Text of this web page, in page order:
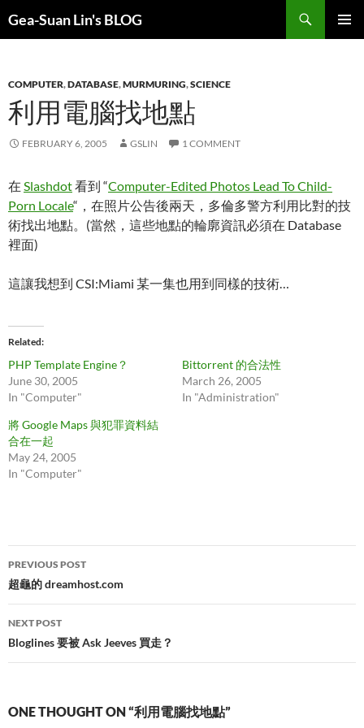
Gea-Suan Lin's BLOG
COMPUTER,DATABASE,MURMURING,SCIENCE
利用電腦找地點
FEBRUARY 6, 2005 GSLIN 1 COMMENT
在 Slashdot看到 “Computer-Edited Photos Lead To Child-
Porn Locale“，在照片公告後兩天，多倫多警方利用比對的技
術找出地點。(當然，這些地點的輪廓資訊必須在 Database
裡面)
這讓我想到 CSI:Miami 某一集也用到同樣的技術…
Related
PHP Template Engine？
June 30, 2005
In "Computer"
Bittorrent 的合法性
March 26, 2005
In "Administration"
將 Google Maps 與犯罪資料結
合在一起
May 24, 2005
In "Computer"
Post
navigation
PREVIOUS POST
超龜的 dreamhost.com
NEXT POST
Bloglines 要被 Ask Jeeves 買走？
ONE THOUGHT ON “利用電腦找地點”